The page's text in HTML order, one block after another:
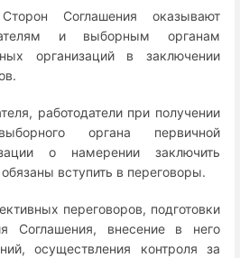
Соглашения оказывают
и выборным органам
организаций в заключении
работодатели при получении
органа первичной
о намерении заключить
вступить в переговоры.
переговоров, подготовки
Соглашения, внесение в него
осуществления контроля за